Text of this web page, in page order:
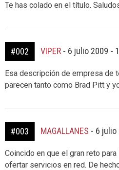
Te has colado en el título.
#002 VIPER - 6 julio 2009 -
Esa descripción de empresa de
parecen tanto como Brad Pitt y
#003 MAGALLANES - 6 julio
Coincido en que el gran reto
ofertar servicios en red. De